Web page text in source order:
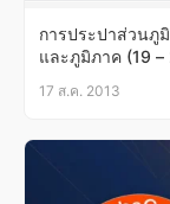
การประปาส่วนภู
และภูมิภาค (19
17 ส.ค. 2013